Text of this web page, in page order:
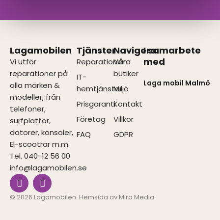
Lagamobilen
Vi utför
reparationer på
alla märken &
modeller, från
telefoner,
surfplattor,
datorer, konsoler,
El-scootrar m.m.
Tel. 040-12 56 00
info@lagamobilen.se
I
n
s
F
a
c
Tjänster
Reparationer
IT-
hemtjänster
Prisgaranti
Företag
FAQ
Navigera
Våra
butiker
Miljö
Kontakt
Villkor
GDPR
I samarbete
med
Laga mobil Malmö
© 2026 Lagamobilen. Hemsida av Mira Media.